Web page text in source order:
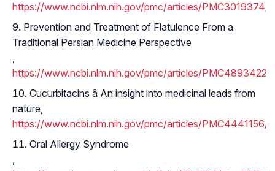
https://www.ncbi.nlm.nih.gov/pmc/articles/PMC3019374/
Prevention and Treatment of Flatulence From a
Traditional Persian Medicine Perspective
,
https://www.ncbi.nlm.nih.gov/pmc/articles/PMC4893422/
Cucurbitacins â An insight into medicinal leads from
nature,
https://www.ncbi.nlm.nih.gov/pmc/articles/PMC4441156/
Oral Allergy Syndrome
,